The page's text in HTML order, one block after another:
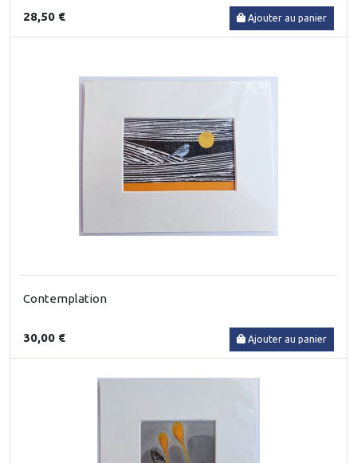
28,50 € Ajouter au panier
Contemplation
30,00 € Ajouter au panier